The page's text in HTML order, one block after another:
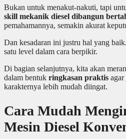
Bukan untuk menakut-nakuti, tapi
skill mekanik diesel dibangun
pemahamannya, semakin akurat
Dan kesadaran ini justru hal yang
satu level dalam cara berpikir.
Di bagian selanjutnya, kita akan
dalam bentuk ringkasan praktis agar
karakternya lebih mudah diingat.
Cara Mudah
Mesin Diesel